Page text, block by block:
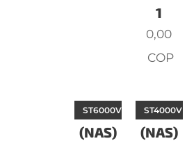
1
0,00
COP
IRONWOLF
(NAS)
ST6000VN0041
(NAS)